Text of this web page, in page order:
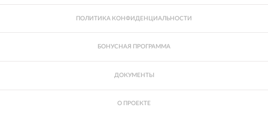
ПОЛИТИКА КОНФИДЕНЦИАЛЬНОСТИ
БОНУСНАЯ ПРОГРАММА
ДОКУМЕНТЫ
О ПРОЕКТЕ